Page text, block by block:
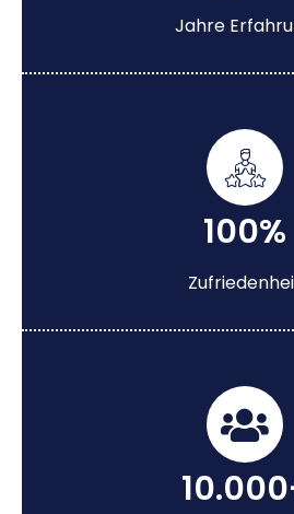
Jahre
100%